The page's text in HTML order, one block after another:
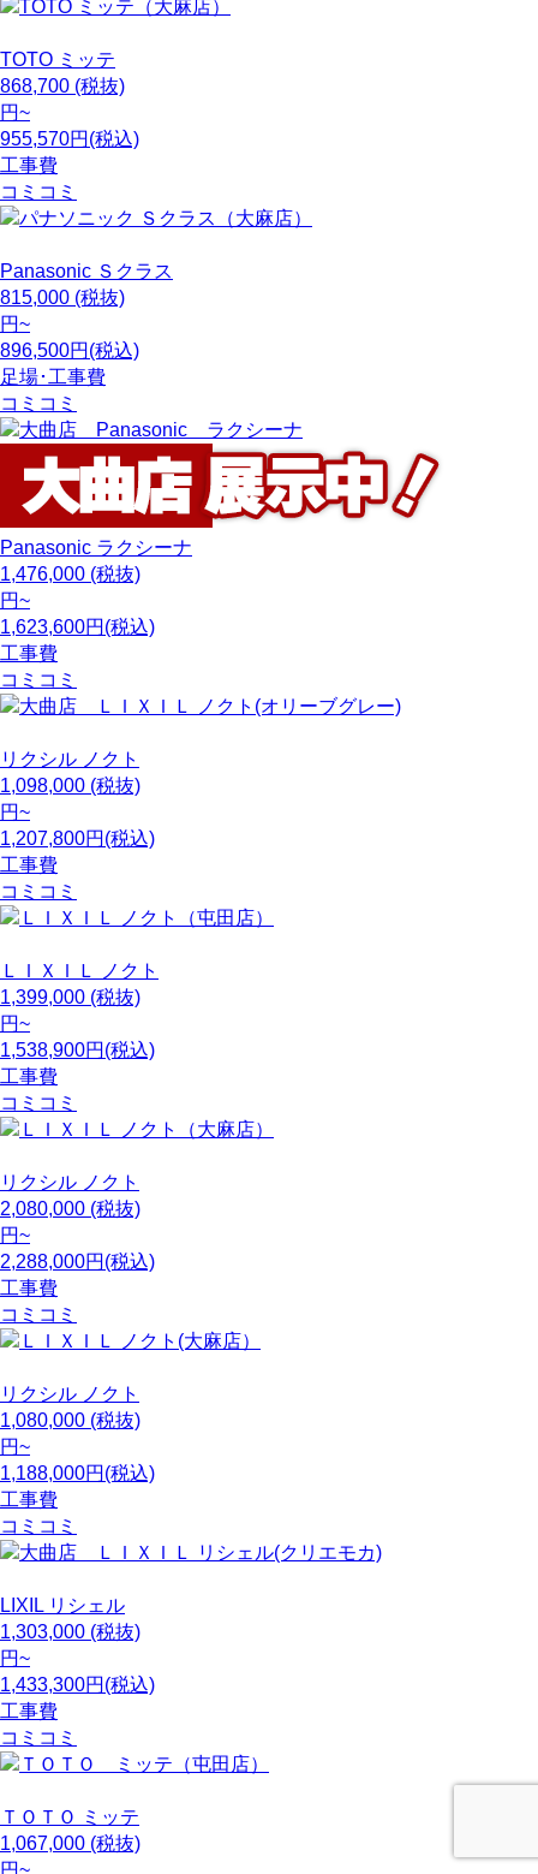
TOTO ミッテ
868,700 (税抜)
円~
955,570円(税込)
工事費
コミコミ
Panasonic Ｓクラス
815,000 (税抜)
円~
896,500円(税込)
足場･工事費
コミコミ
Panasonic ラクシーナ
1,476,000 (税抜)
円~
1,623,600円(税込)
工事費
コミコミ
リクシル ノクト
1,098,000 (税抜)
円~
1,207,800円(税込)
工事費
コミコミ
ＬＩＸＩＬ
ノクト
1,399,000 (税抜)
円~
1,538,900円(税込)
工事費
コミコミ
リクシル ノクト
2,080,000 (税抜)
円~
2,288,000円(税込)
工事費
コミコミ
リクシル ノクト
1,080,000 (税抜)
円~
1,188,000円(税込)
工事費
コミコミ
LIXIL リシェル
1,303,000 (税抜)
円~
1,433,300円(税込)
工事費
コミコミ
ＴＯＴＯ
ミッテ
1,067,000 (税抜)